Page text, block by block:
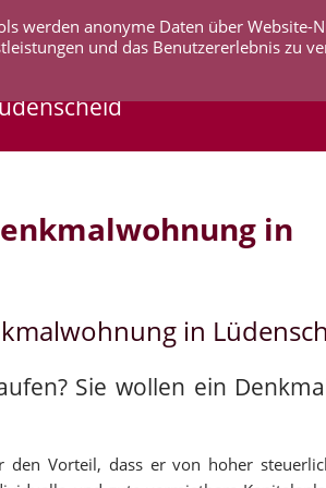
werden anonyme Daten über Website-
und das Benutzererlebnis zu
UNTERNEHMEN SERVICE
in
in
Sie wollen ein
Vorteil, dass er von hoher